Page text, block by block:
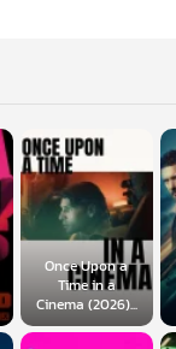
Once Upon a
Time in a
Cinema (2026)...